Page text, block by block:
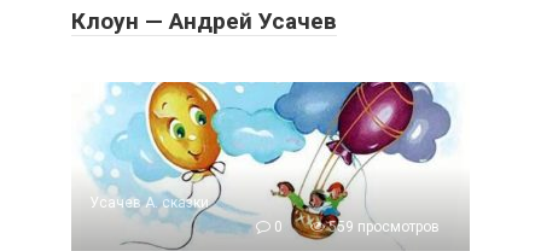
Клоун — Андрей Усачев
Усачев А. сказки
0
559 просмотров